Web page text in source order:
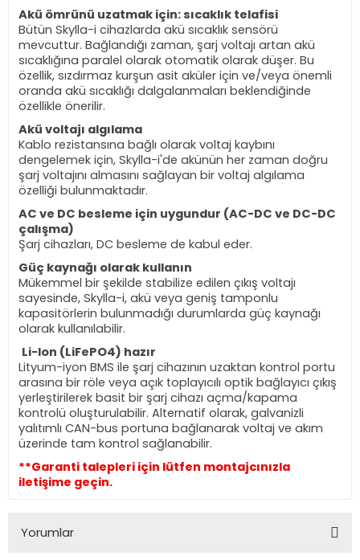
Akü ömrünü uzatmak için: sıcaklık telafisi
Bütün Skylla-i cihazlarda akü sıcaklık sensörü
mevcuttur. Bağlandığı zaman, şarj voltajı artan akü
sıcaklığına paralel olarak otomatik olarak düşer. Bu
özellik, sızdırmaz kurşun asit aküler için ve/veya önemli
oranda akü sıcaklığı dalgalanmaları beklendiğinde
özellikle önerilir.
Akü voltajı algılama
Kablo rezistansına bağlı olarak voltaj kaybını
dengelemek için, Skylla-i'de akünün her zaman doğru
şarj voltajını almasını sağlayan bir voltaj algılama
özelliği bulunmaktadır.
AC ve DC besleme için uygundur (AC-DC ve DC-DC
çalışma)
Şarj cihazları, DC besleme de kabul eder.
Güç kaynağı olarak kullanın
Mükemmel bir şekilde stabilize edilen çıkış voltajı
sayesinde, Skylla-i, akü veya geniş tamponlu
kapasitörlerin bulunmadığı durumlarda güç kaynağı
olarak kullanılabilir.
Li-Ion (LiFePO4) hazır
Lityum-iyon BMS ile şarj cihazının uzaktan kontrol portu
arasına bir röle veya açık toplayıcılı optik bağlayıcı çıkış
yerleştirilerek basit bir şarj cihazı açma/kapama
kontrolü oluşturulabilir. Alternatif olarak, galvanizli
yalıtımlı CAN-bus portuna bağlanarak voltaj ve akım
üzerinde tam kontrol sağlanabilir.
**Garanti talepleri için lütfen montajcınızla
iletişime geçin.
Yorumlar